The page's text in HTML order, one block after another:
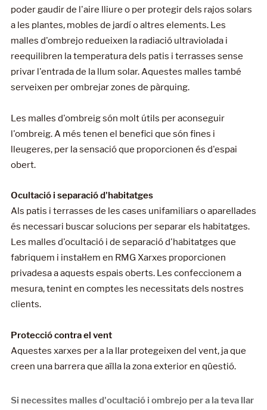
poder gaudir de l'aire lliure o per protegir dels rajos solars
a les plantes, mobles de jardí o altres elements. Les
malles d'ombrejo redueixen la radiació ultraviolada i
reequilibren la temperatura dels patis i terrasses sense
privar l'entrada de la llum solar. Aquestes malles també
serveixen per ombrejar zones de pàrquing.
Les malles d'ombreig són molt útils per aconseguir
l'ombreig. A més tenen el benefici que són fines i
lleugeres, per la sensació que proporcionen és d'espai
obert.
Ocultació i separació d'habitatges
Als patis i terrasses de les cases unifamiliars o aparellades
és necessari buscar solucions per separar els habitatges.
Les malles d'ocultació i de separació d'habitatges que
fabriquem i instal·lem en RMG Xarxes proporcionen
privadesa a aquests espais oberts. Les confeccionem a
mesura, tenint en comptes les necessitats dels nostres
clients.
Protecció contra el vent
Aquestes xarxes per a la llar protegeixen del vent, ja que
creen una barrera que aïlla la zona exterior en qüestió.
Si necessites malles d'ocultació i ombrejo per a la teva llar